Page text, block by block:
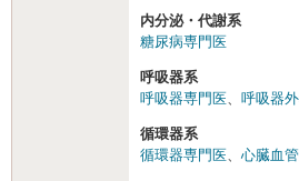
内分泌・代謝系
糖尿病専門医
呼吸器系
呼吸器専門医、 呼吸器
循環器系
循環器専門医、 心臓血